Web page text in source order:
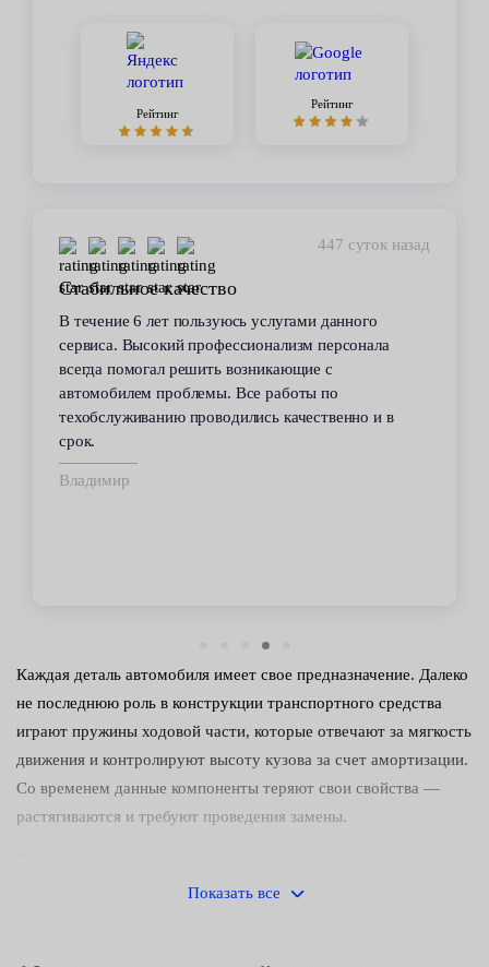
Рейтинг
Рейтинг
447 суток назад
Стабильное качество
В течение 6 лет пользуюсь услугами данного
сервиса. Высокий профессионализм персонала
всегда помогал решить возникающие с
автомобилем проблемы. Все работы по
техобслуживанию проводились качественно и в
срок.
Владимир
Каждая деталь автомобиля имеет свое предназначение. Далеко
не последнюю роль в конструкции транспортного средства
играют пружины ходовой части, которые отвечают за мягкость
движения и контролируют высоту кузова за счет амортизации.
Со временем данные компоненты теряют свои свойства —
растягиваются и требуют проведения замены.
гашение неровностей дороги — поддерживают заданный
Показать все